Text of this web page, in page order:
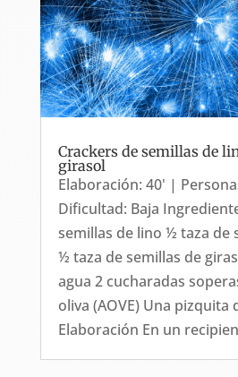
Crackers de semillas de
girasol
Elaboración: 40' |
Dificultad: Baja
semillas de lino ½ taza de
½ taza de semillas de
agua 2 cucharadas
oliva (AOVE) Una pizquita
Elaboración En un